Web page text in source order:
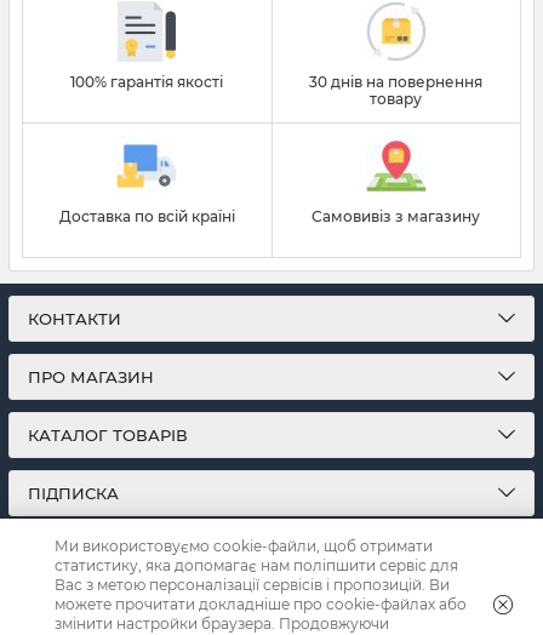
100% гарантія якості
30 днів на повернення
товару
Доставка по всій країні Самовивіз з магазину
КОНТАКТИ
ПРО МАГАЗИН
КАТАЛОГ ТОВАРІВ
ПІДПИСКА
МИ У СОЦМЕРЕЖАХ:
Ми використовуємо cookie-файли, щоб отримати
статистику, яка допомагає нам поліпшити сервіс для
Вас з метою персоналізації сервісів і пропозицій. Ви
можете прочитати докладніше про cookie-файлах або
змінити настройки браузера. Продовжуючи